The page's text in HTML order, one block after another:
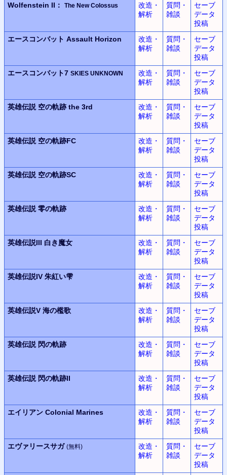
Wolfenstein II：
The New Colossus
改造・
解析
質問・
雑談
セーブ
データ
投稿
エースコンバット Assault Horizon
改造・
解析
質問・
雑談
セーブ
データ
投稿
エースコンバット7 SKIES UNKNOWN
改造・
解析
質問・
雑談
セーブ
データ
投稿
英雄伝説 空の軌跡 the 3rd
改造・
解析
質問・
雑談
セーブ
データ
投稿
英雄伝説 空の軌跡FC
改造・
解析
質問・
雑談
セーブ
データ
投稿
英雄伝説 空の軌跡SC
改造・
解析
質問・
雑談
セーブ
データ
投稿
英雄伝説 零の軌跡
改造・
解析
質問・
雑談
セーブ
データ
投稿
英雄伝説III 白き魔女
改造・
解析
質問・
雑談
セーブ
データ
投稿
英雄伝説IV 朱紅い雫
改造・
解析
質問・
雑談
セーブ
データ
投稿
英雄伝説V 海の檻歌
改造・
解析
質問・
雑談
セーブ
データ
投稿
英雄伝説 閃の軌跡
改造・
解析
質問・
雑談
セーブ
データ
投稿
英雄伝説 閃の軌跡II
改造・
解析
質問・
雑談
セーブ
データ
投稿
エイリアン Colonial Marines
改造・
解析
質問・
雑談
セーブ
データ
投稿
エヴァリースサガ (無料)
改造・
解析
質問・
雑談
セーブ
データ
投稿